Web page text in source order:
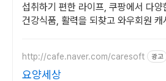
섭취하기 편한 라이프, 쿠팡에서 다
건강식품, 활력을 되찾고 와우회원
http://cafe.naver.com/caresoft 광고
요양세상